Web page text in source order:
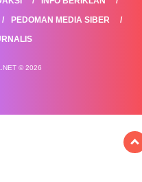
PEDOMAN MEDIA SIBER
© 2026